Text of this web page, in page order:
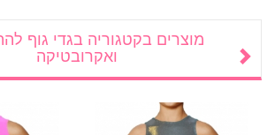
מוצרים בקטגוריה בגדי גוף
ואקרובטיקה